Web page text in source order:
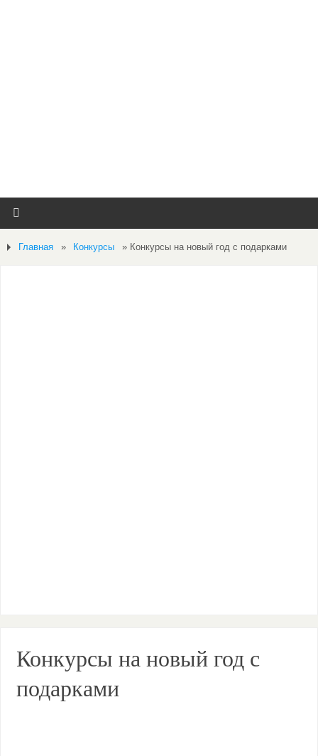
Главная » Конкурсы » Конкурсы на новый год с подарками
Конкурсы на новый год с
подарками